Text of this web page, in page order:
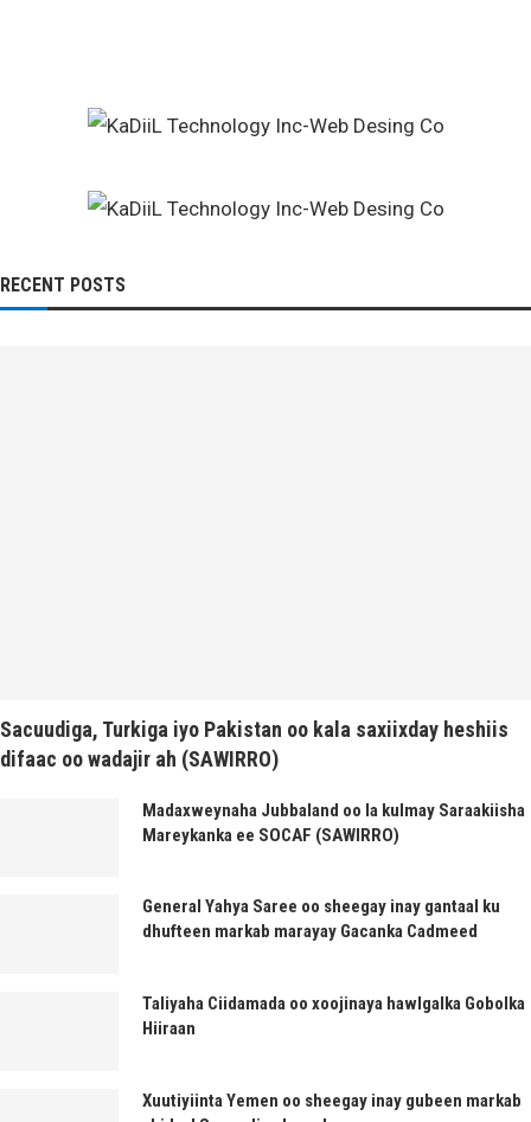
RECENT POSTS
Sacuudiga, Turkiga iyo Pakistan oo kala saxiixday heshiis
difaac oo wadajir ah (SAWIRRO)
Madaxweynaha Jubbaland oo la kulmay Saraakiisha
Mareykanka ee SOCAF (SAWIRRO)
General Yahya Saree oo sheegay inay gantaal ku
dhufteen markab marayay Gacanka Cadmeed
Taliyaha Ciidamada oo xoojinaya hawlgalka Gobolka
Hiiraan
Xuutiyiinta Yemen oo sheegay inay gubeen markab